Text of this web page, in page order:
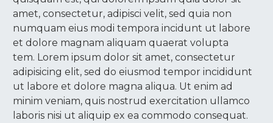
amet, consectetur, adipisci velit, sed quia non
numquam eius modi tempora incidunt ut labore
et dolore magnam aliquam quaerat volupta
tem. Lorem ipsum dolor sit amet, consectetur
adipisicing elit, sed do eiusmod tempor incididunt
ut labore et dolore magna aliqua. Ut enim ad
minim veniam, quis nostrud exercitation ullamco
laboris nisi ut aliquip ex ea commodo consequat.